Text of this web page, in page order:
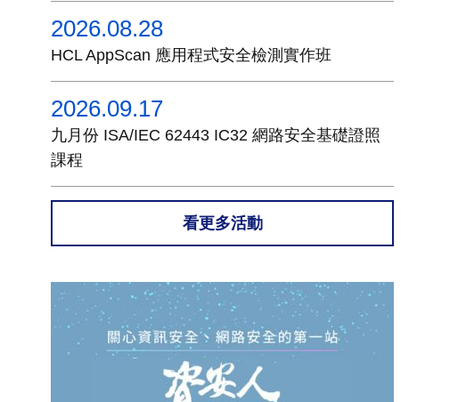
2026.08.28
HCL AppScan 應用程式安全檢測實作班
2026.09.17
九月份 ISA/IEC 62443 IC32 網路安全基礎證照
課程
看更多活動